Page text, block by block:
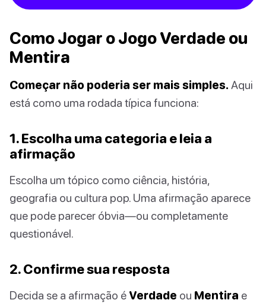
Como Jogar o Jogo Verdade ou
Mentira
Começar não poderia ser mais simples. Aqui
está como uma rodada típica funciona:
1. Escolha uma categoria e leia a
afirmação
Escolha um tópico como ciência, história,
geografia ou cultura pop. Uma afirmação aparece
que pode parecer óbvia—ou completamente
questionável.
2. Confirme sua resposta
Decida se a afirmação é Verdade ou Mentira e